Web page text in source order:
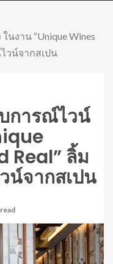
งาน “Unique Wines
วน์จากสเปน
การณ์ไวน์
Real” ลิ้ม
น์จากสเปน